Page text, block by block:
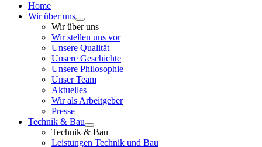
Home
Wir über uns
Wir über uns
Wir stellen uns vor
Unsere Qualität
Unsere Geschichte
Unsere Philosophie
Unser Team
Aktuelles
Wir als Arbeitgeber
Presse
Technik & Bau
Technik & Bau
Leistungen Technik und Bau